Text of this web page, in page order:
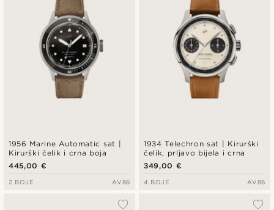
1956 Marine Automatic sat |
Kirurški čelik i crna boja
445,00 €
2 BOJE AV86
1934 Telechron sat | Kirurški
čelik, prljavo bijela i crna
349,00 €
4 BOJE AV86